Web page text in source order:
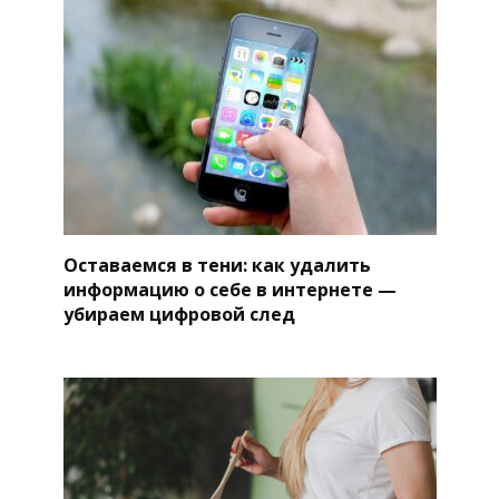
Оставаемся в тени: как удалить
информацию о себе в интернете —
убираем цифровой след